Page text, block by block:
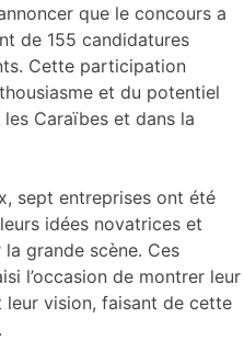
que le concours a
de 155 candidatures
Cette participation
et du potentiel
Caraïbes et dans la
sept entreprises ont été
idées novatrices et
la grande scène. Ces
l’occasion de montrer leur
vision, faisant de cette